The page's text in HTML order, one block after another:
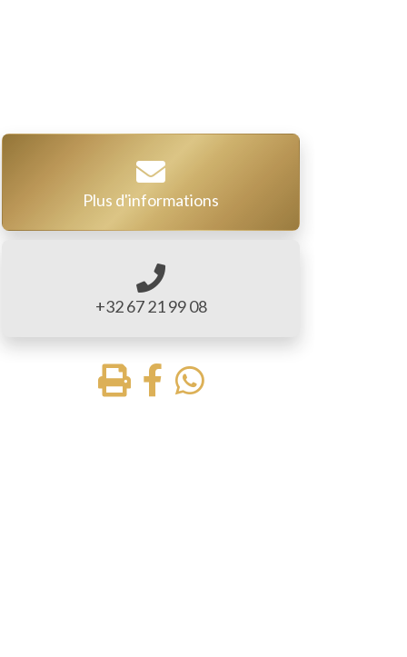
Plus d'informations
+32 67 21 99 08